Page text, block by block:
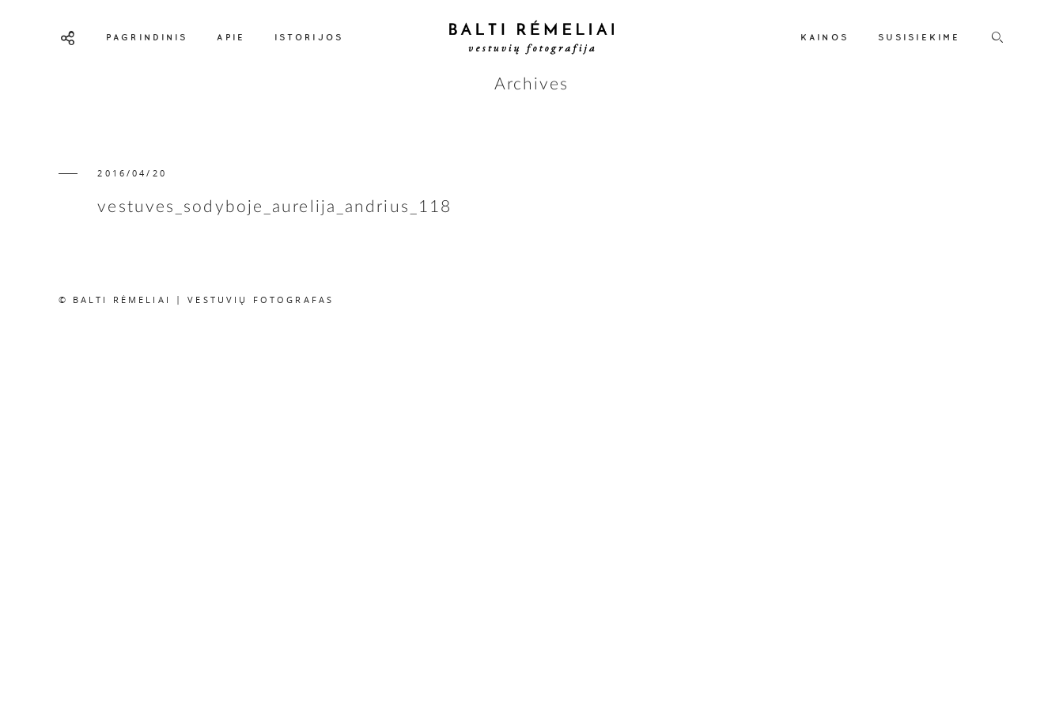
PAGRINDINIS APIE ISTORIJOS KAINOS SUSISIEKIME
Archives
2016/04/20
vestuves_sodyboje_aurelija_andrius_118
© BALTI RĖMELIAI | VESTUVIŲ FOTOGRAFAS